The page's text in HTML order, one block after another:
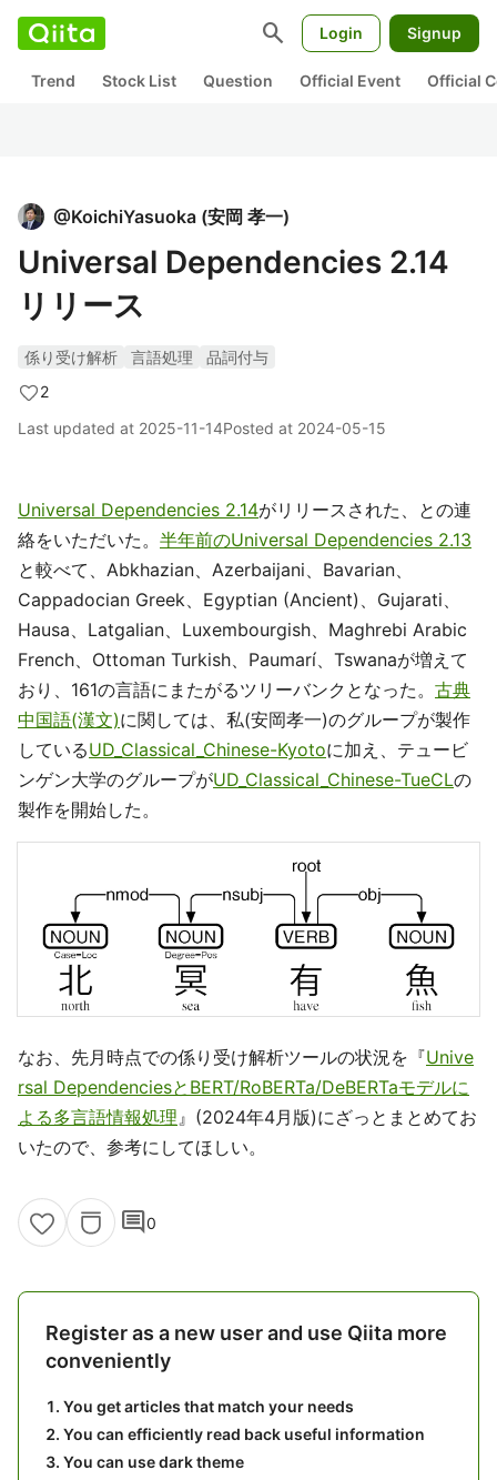
search Login Signup
Trend Stock List Question Official Event Official
@KoichiYasuoka (安岡 孝一)
Universal Dependencies 2.14
リリース
係り受け解析 言語処理
品詞付与
2
Last updated at 2025-11-14Posted at 2024-05-15
Universal Dependencies 2.14がリリースされた、との連
絡をいただいた。 半年前のUniversal Dependencies 2.13
と較べて、Abkhazian、Azerbaijani、Bavarian、
Cappadocian Greek、Egyptian (Ancient)、Gujarati、
Hausa、Latgalian、Luxembourgish、Maghrebi Arabic
French、Ottoman Turkish、Paumarí、Tswanaが増えて
おり、161の言語にまたがるツリーバンクとなった。 古典
中国語(漢文)に関しては、私(安岡孝一)のグループが製作
しているUD_Classical_Chinese-Kyotoに加え、テュービ
ンゲン大学のグループがUD_Classical_Chinese-TueCLの
製作を開始した。
なお、先月時点での係り受け解析ツールの状況を『Unive
rsal DependenciesとBERT/RoBERTa/DeBERTaモデルに
よる多言語情報処理』(2024年4月版)にざっとまとめてお
いたので、参考にしてほしい。
comment0
Register as a new user and use Qiita more
conveniently
You get articles that match your needs
You can efficiently read back useful information
You can use dark theme